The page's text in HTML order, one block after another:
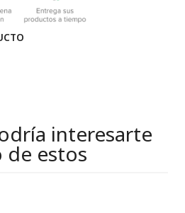
interesarte
de estos